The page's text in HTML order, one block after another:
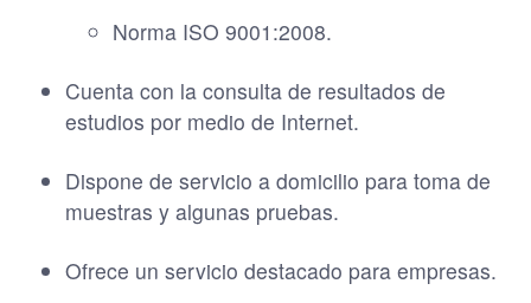
Norma ISO 9001:2008.
Cuenta con la consulta de resultados de
estudios por medio de Internet.
Dispone de servicio a domicilio para toma de
muestras y algunas pruebas.
Ofrece un servicio destacado para empresas.